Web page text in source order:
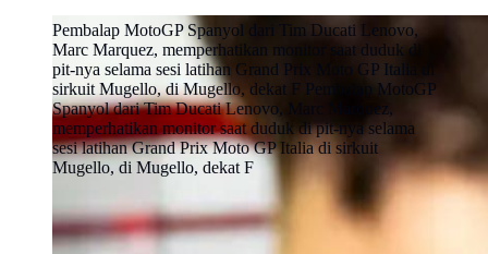
Pembalap MotoGP Spanyol dari Tim Ducati Lenovo,
Marc Marquez, memperhatikan monitor saat duduk di
pit-nya selama sesi latihan Grand Prix Moto GP Italia di
sirkuit Mugello, di Mugello, dekat F Pembalap MotoGP
Spanyol dari Tim Ducati Lenovo, Marc Marquez,
memperhatikan monitor saat duduk di pit-nya selama
sesi latihan Grand Prix Moto GP Italia di sirkuit
Mugello, di Mugello, dekat F